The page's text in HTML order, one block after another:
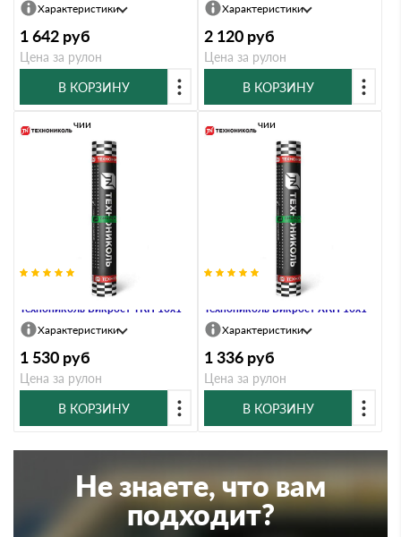
Характеристики
1 642 руб
Цена за рулон
В КОРЗИНУ
Характеристики
2 120 руб
Цена за рулон
В КОРЗИНУ
Материал кровельный
Технониколь Бикрост ТКП 10х1
В наличии
Характеристики
1 530 руб
Цена за рулон
В КОРЗИНУ
Материал кровельный
Технониколь Бикрост ХКП 10х1
В наличии
Характеристики
1 336 руб
Цена за рулон
В КОРЗИНУ
Не знаете, что вам
подходит?